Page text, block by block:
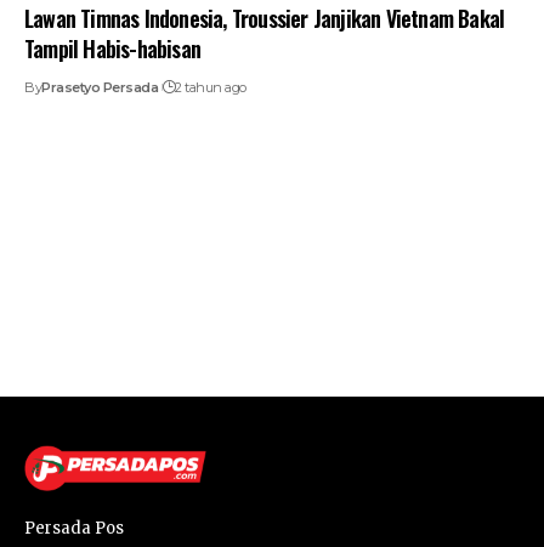
Lawan Timnas Indonesia, Troussier Janjikan Vietnam Bakal
Tampil Habis-habisan
ByPrasetyo Persada 2 tahun ago
Persada Pos